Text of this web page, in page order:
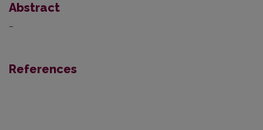
Abstract
–
References